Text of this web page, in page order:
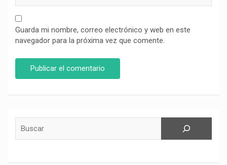
Guarda mi nombre, correo electrónico y web en este
navegador para la próxima vez que comente.